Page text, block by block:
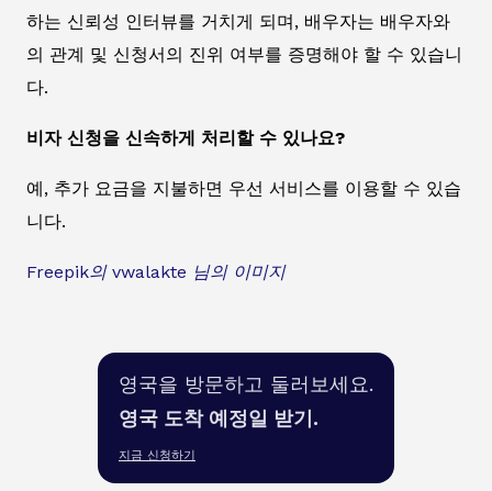
하는 신뢰성 인터뷰를 거치게 되며, 배우자는 배우자와
의 관계 및 신청서의 진위 여부를 증명해야 할 수 있습니
다.
비자 신청을 신속하게 처리할 수 있나요?
예, 추가 요금을 지불하면 우선 서비스를 이용할 수 있습
니다.
Freepik의 vwalakte 님의 이미지
영국을 방문하고 둘러보세요.
영국 도착 예정일 받기.
지금 신청하기